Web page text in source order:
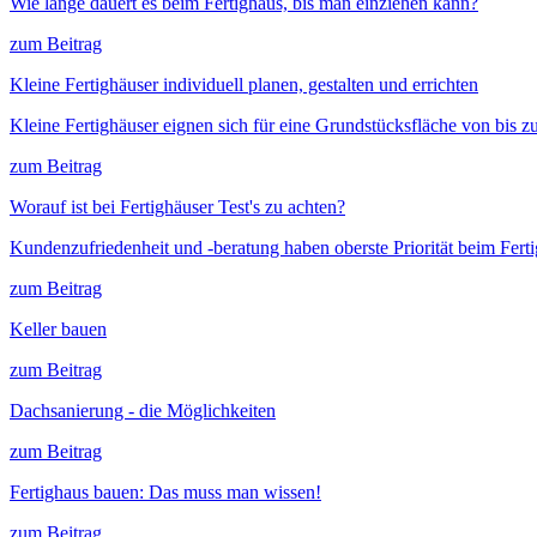
zum Beitrag
Kleine Fertighäuser individuell planen, gestalten und errichten
Kleine Fertighäuser eignen sich für eine Grundstücksfläche von bis
zum Beitrag
Worauf ist bei Fertighäuser Test's zu achten?
Kundenzufriedenheit und -beratung haben oberste Priorität beim
zum Beitrag
Keller bauen
zum Beitrag
Dachsanierung - die Möglichkeiten
zum Beitrag
Fertighaus bauen: Das muss man wissen!
zum Beitrag